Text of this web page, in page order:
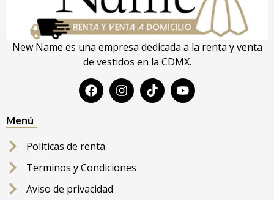
New Name es una empresa dedicada a la renta y venta
de vestidos en la CDMX.
Menú
Políticas de renta
Terminos y Condiciones
Aviso de privacidad